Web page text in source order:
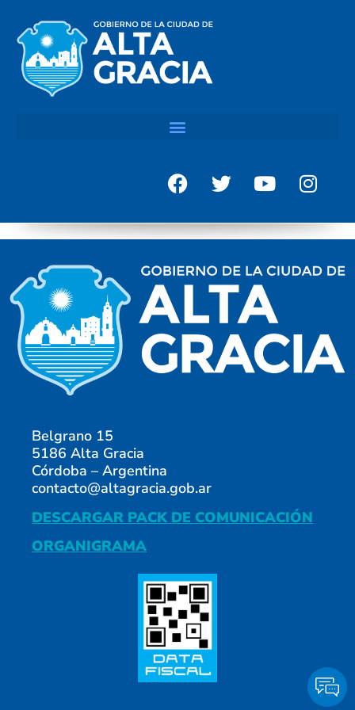
Belgrano 15
5186 Alta Gracia
Córdoba – Argentina
contacto@altagracia.gob.ar
DESCARGAR PACK DE COMUNICACIÓN
ORGANIGRAMA